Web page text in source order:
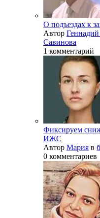
О подъездах к
Автор
Савинова
1 комментарий
Фиксируем
ИЖС
Автор Мария в
0 комментариев